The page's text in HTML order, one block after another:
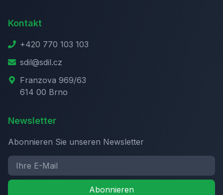
Kontakt
+420 770 103 103
sdil@sdil.cz
Franzova 969/63
614 00 Brno
Newsletter
Abonnieren Sie unseren Newsletter
Abonnieren